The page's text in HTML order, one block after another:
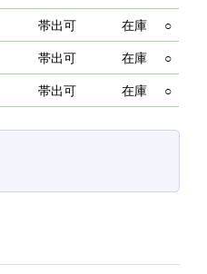
帯出可 在庫 ○
帯出可 在庫 ○
帯出可 在庫 ○